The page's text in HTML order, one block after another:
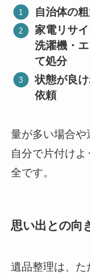
自治体の
家電リサ
洗濯機・
て処分
状態が良
依頼
量が多い場合や
自分で片付け
全です。
思い出との向
遺品整理は、た